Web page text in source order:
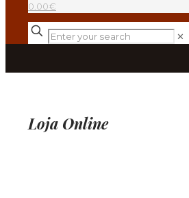
0.00€
✕
Loja Online